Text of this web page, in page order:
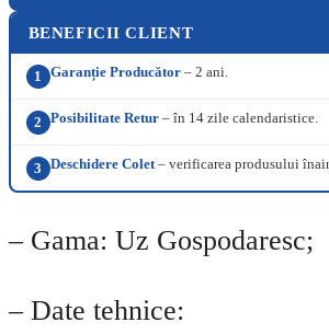
BENEFICII CLIENT
1 Garanție Producător– 2 ani.
2 Posibilitate Retur– în 14 zile calendaristice.
3 Deschidere Colet– verificarea produsului
– Gama: Uz Gospodaresc;
– Date tehnice: